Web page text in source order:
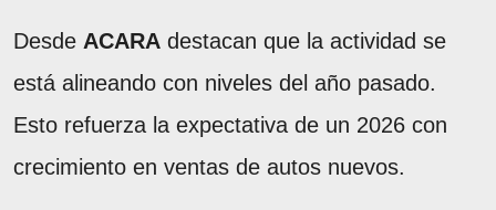
Desde ACARA destacan que la actividad se
está alineando con niveles del año pasado.
Esto refuerza la expectativa de un 2026 con
crecimiento en ventas de autos nuevos.